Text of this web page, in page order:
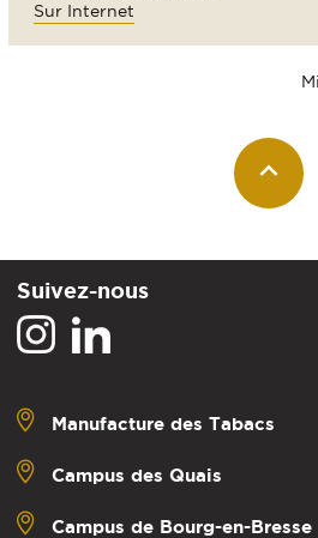
Sur Internet
Suivez-nous
Manufacture des Tabacs
Campus des Quais
Campus de Bourg-en-Bresse